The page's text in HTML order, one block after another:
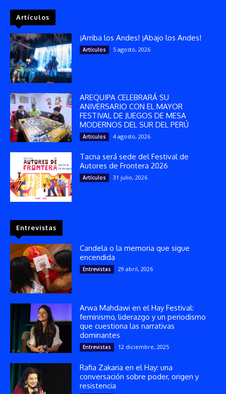
Artículos
¡Arriba los Andes! ¡Abajo los Andes!
Artículos 5 agosto, 2026
AREQUIPA CELEBRARÁ SU
ANIVERSARIO CON EL MAYOR
FESTIVAL DE JUEGOS DE MESA
MODERNOS DEL SUR DEL PERÚ
Artículos 4 agosto, 2026
Tacna será sede del Festival de
Autores de Frontera 2026
Artículos 31 julio, 2026
Entrevistas
Candela o la memoria que sigue
encendida
Entrevistas 29 abril, 2026
Arwa Mahdawi en el Hay Festival:
feminismo, liderazgo y un periodismo
que cuestiona las narrativas
dominantes
Entrevistas 12 diciembre, 2025
Rafia Zakaria en el Hay: una
conversación sobre poder, origen y
resistencia